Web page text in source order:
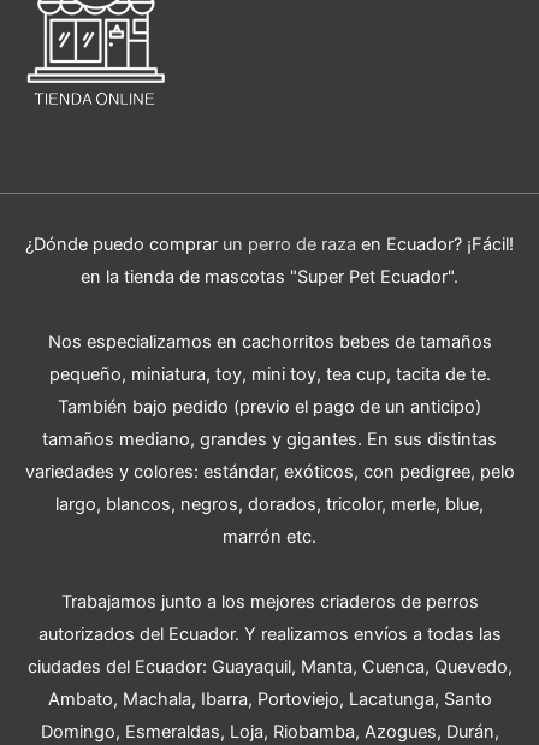
¿Dónde puedo comprar un perro de raza en Ecuador? ¡Fácil!
en la tienda de mascotas "Super Pet Ecuador".
Nos especializamos en cachorritos bebes de tamaños
pequeño, miniatura, toy, mini toy, tea cup, tacita de te.
También bajo pedido (previo el pago de un anticipo)
tamaños mediano, grandes y gigantes. En sus distintas
variedades y colores: estándar, exóticos, con pedigree, pelo
largo, blancos, negros, dorados, tricolor, merle, blue,
marrón etc.
Trabajamos junto a los mejores criaderos de perros
autorizados del Ecuador. Y realizamos envíos a todas las
ciudades del Ecuador: Guayaquil, Manta, Cuenca, Quevedo,
Ambato, Machala, Ibarra, Portoviejo, Lacatunga, Santo
Domingo, Esmeraldas, Loja, Riobamba, Azogues, Durán,